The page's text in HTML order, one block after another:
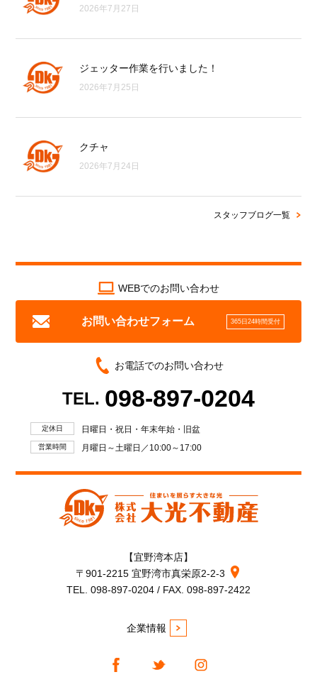
2026年7月27日
ジェッター作業を行いました！
2026年7月25日
クチャ
2026年7月24日
スタッフブログ一覧
WEBでのお問い合わせ
お問い合わせフォーム 365日24時間受付
お電話でのお問い合わせ
TEL. 098-897-0204
定休日 日曜日・祝日・年末年始・旧盆
営業時間 月曜日～土曜日／10:00～17:00
【宜野湾本店】
〒901-2215 宜野湾市真栄原2-2-3
TEL. 098-897-0204 / FAX. 098-897-2422
企業情報